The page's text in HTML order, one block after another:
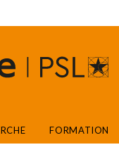
FORMATION